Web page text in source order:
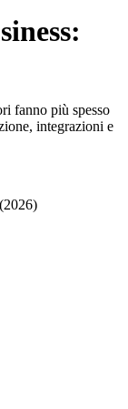
fanno più spesso
integrazioni e